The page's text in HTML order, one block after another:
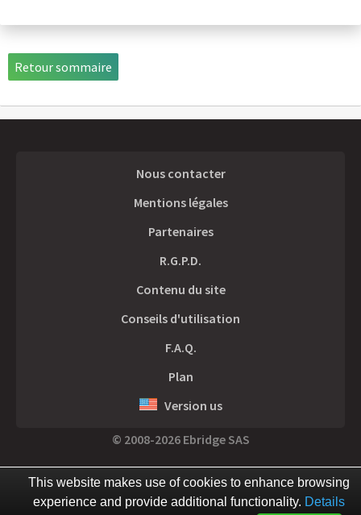
Retour sommaire
Nous contacter
Mentions légales
Partenaires
R.G.P.D.
Contenu du site
Conseils d'utilisation
F.A.Q.
Plan
Version us
© 2008-2026 Ebridge SAS
This website makes use of cookies to enhance browsing
experience and provide additional functionality. Details